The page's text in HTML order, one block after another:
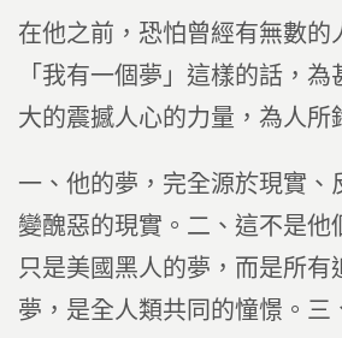
在他之前，恐怕曾經有無數的
「我有一個夢」這樣的話，
大的震撼人心的力量，為人所
一、他的夢，完全源於現實、
變醜惡的現實。二、這不是他
只是美國黑人的夢，而是所有
夢，是全人類共同的憧憬。三